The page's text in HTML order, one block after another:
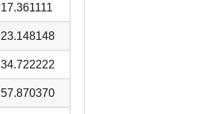
17.361111
23.148148
34.722222
57.870370